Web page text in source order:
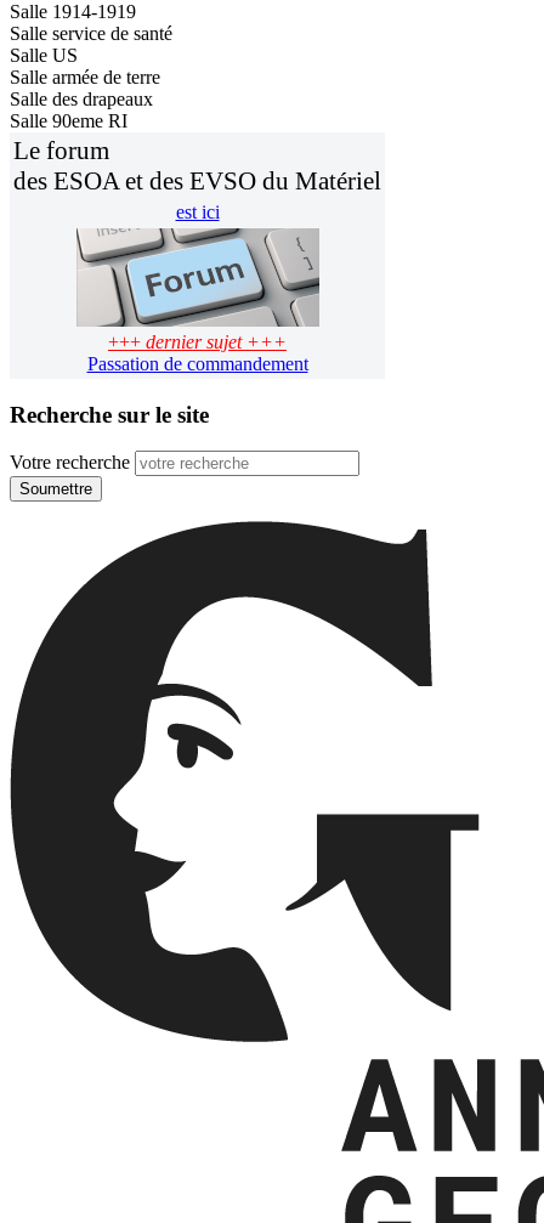
Salle 1914-1919
Salle service de santé
Salle US
Salle armée de terre
Salle des drapeaux
Salle 90eme RI
Le forum
des ESOA et des EVSO du Matériel
est ici
+++ dernier sujet +++
Passation de commandement
Recherche sur le site
Votre recherche
Soumettre